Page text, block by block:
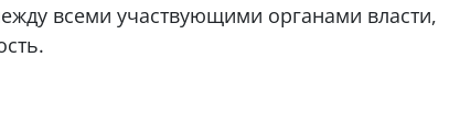
всеми участвующими органами власти,